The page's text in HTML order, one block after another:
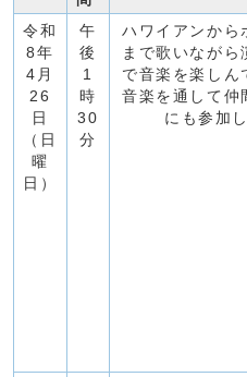
令和
8年
4月
26
日
（日
曜
日）
午
後
1
時
30
分
ハワイアンから
まで歌いながら
で音楽を楽しん
音楽を通して仲
にも参加